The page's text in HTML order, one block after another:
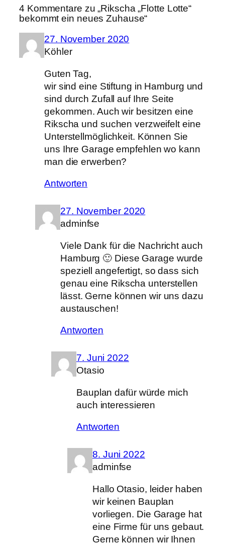
4 Kommentare zu „Rikscha „Flotte Lotte“
bekommt ein neues Zuhause“
27. November 2020
Köhler
Guten Tag,
wir sind eine Stiftung in Hamburg und
sind durch Zufall auf Ihre Seite
gekommen. Auch wir besitzen eine
Rikscha und suchen verzweifelt eine
Unterstellmöglichkeit. Können Sie
uns Ihre Garage empfehlen wo kann
man die erwerben?
Antworten
27. November 2020
adminfse
Viele Dank für die Nachricht auch
Hamburg 🙂 Diese Garage wurde
speziell angefertigt, so dass sich
genau eine Rikscha unterstellen
lässt. Gerne können wir uns dazu
austauschen!
Antworten
7. Juni 2022
Otasio
Bauplan dafür würde mich
auch interessieren
Antworten
8. Juni 2022
adminfse
Hallo Otasio, leider haben
wir keinen Bauplan
vorliegen. Die Garage hat
eine Firme für uns gebaut.
Gerne können wir Ihnen